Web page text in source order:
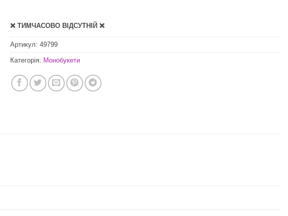
❌ ТИМЧАСОВО ВІДСУТНІЙ ❌
Артикул: 49799
Категорія: Монобукети